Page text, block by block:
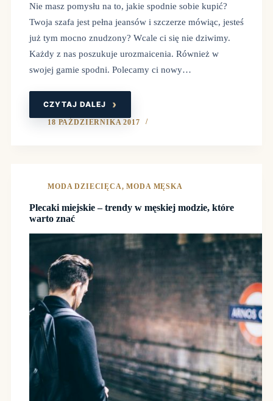
Nie masz pomysłu na to, jakie spodnie sobie kupić?
Twoja szafa jest pełna jeansów i szczerze mówiąc, jesteś
już tym mocno znudzony? Wcale ci się nie dziwimy.
Każdy z nas poszukuje urozmaicenia. Również w
swojej gamie spodni. Polecamy ci nowy…
CZYTAJ DALEJ
SPODNIE
18 PAŹDZIERNIKA 2017
MODA DZIECIĘCA,MODA MĘSKA
Plecaki miejskie – trendy w męskiej modzie, które
warto znać